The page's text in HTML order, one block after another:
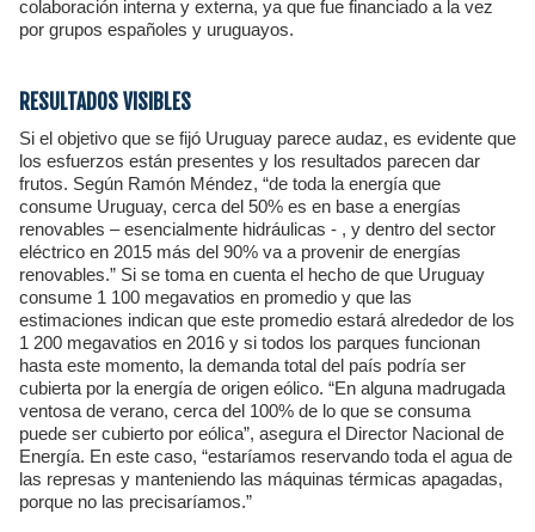
colaboración interna y externa, ya que fue financiado a la vez
por grupos españoles y uruguayos.
RESULTADOS VISIBLES
Si el objetivo que se fijó Uruguay parece audaz, es evidente que
los esfuerzos están presentes y los resultados parecen dar
frutos. Según Ramón Méndez, “de toda la energía que
consume Uruguay, cerca del 50% es en base a energías
renovables – esencialmente hidráulicas - , y dentro del sector
eléctrico en 2015 más del 90% va a provenir de energías
renovables.” Si se toma en cuenta el hecho de que Uruguay
consume 1 100 megavatios en promedio y que las
estimaciones indican que este promedio estará alrededor de los
1 200 megavatios en 2016 y si todos los parques funcionan
hasta este momento, la demanda total del país podría ser
cubierta por la energía de origen eólico. “En alguna madrugada
ventosa de verano, cerca del 100% de lo que se consuma
puede ser cubierto por eólica”, asegura el Director Nacional de
Energía. En este caso, “estaríamos reservando toda el agua de
las represas y manteniendo las máquinas térmicas apagadas,
porque no las precisaríamos.”